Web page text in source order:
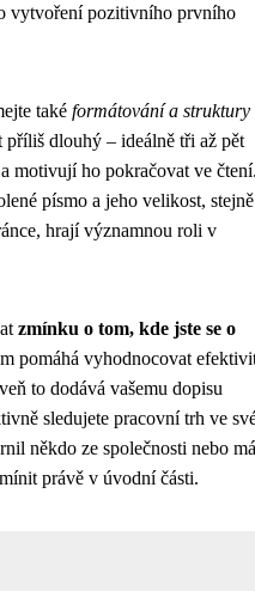
vytvoření pozitivního prvního
také formátování a struktury
příliš dlouhý – ideálně tři až pět
motivují ho pokračovat ve
písmo a jeho velikost, stejně
hrají významnou roli v
zmínku o tom, kde jste se o
pomáhá vyhodnocovat
to dodává vašemu dopisu
sledujete pracovní trh ve
někdo ze společnosti nebo
právě v úvodní části.